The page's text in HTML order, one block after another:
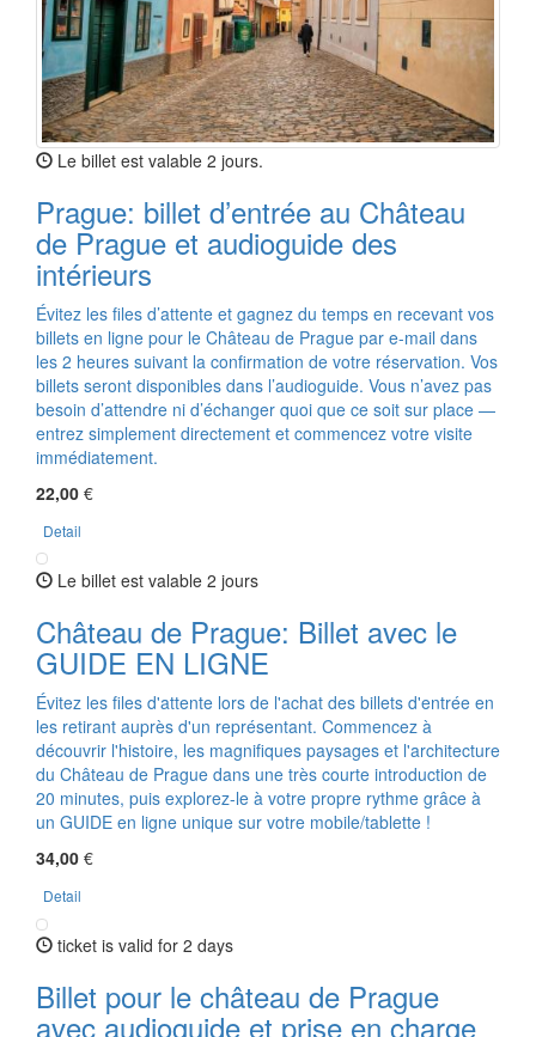
Le billet est valable 2 jours.
Prague: billet d’entrée au Château
de Prague et audioguide des
intérieurs
Évitez les files d’attente et gagnez du temps en recevant vos
billets en ligne pour le Château de Prague par e-mail dans
les 2 heures suivant la confirmation de votre réservation. Vos
billets seront disponibles dans l’audioguide. Vous n’avez pas
besoin d’attendre ni d’échanger quoi que ce soit sur place —
entrez simplement directement et commencez votre visite
immédiatement.
22,00 €
Detail
Le billet est valable 2 jours
Château de Prague: Billet avec le
GUIDE EN LIGNE
Évitez les files d'attente lors de l'achat des billets d'entrée en
les retirant auprès d'un représentant. Commencez à
découvrir l'histoire, les magnifiques paysages et l'architecture
du Château de Prague dans une très courte introduction de
20 minutes, puis explorez-le à votre propre rythme grâce à
un GUIDE en ligne unique sur votre mobile/tablette !
34,00 €
Detail
ticket is valid for 2 days
Billet pour le château de Prague
avec audioguide et prise en charge